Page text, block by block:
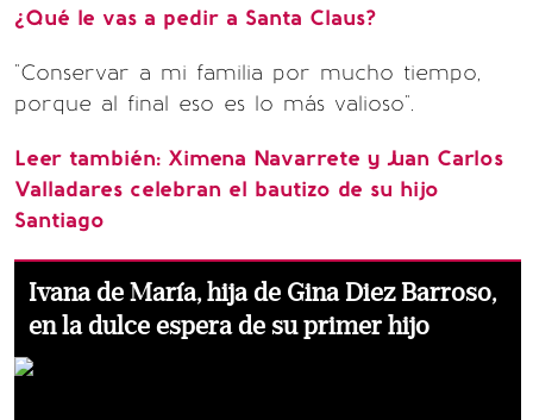
¿Qué le vas a pedir a Santa Claus?
"Conservar a mi familia por mucho tiempo,
porque al final eso es lo más valioso".
Leer también: Ximena Navarrete y Juan Carlos
Valladares celebran el bautizo de su hijo
Santiago
Ivana de María, hija de Gina Diez Barroso,
en la dulce espera de su primer hijo